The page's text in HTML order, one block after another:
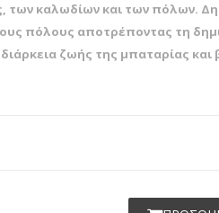
των καλωδίων και των πόλων.
πόλους αποτρέποντας τη
ζωής της μπαταρίας και